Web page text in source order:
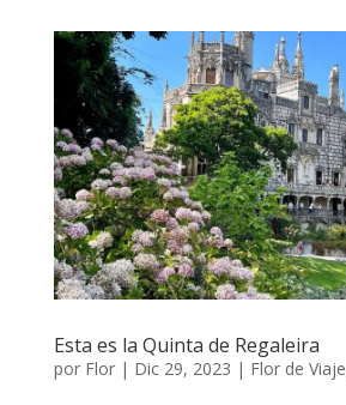
Esta es la Quinta de Regaleira
por Flor| Dic 29, 2023 | Flor de Viaje